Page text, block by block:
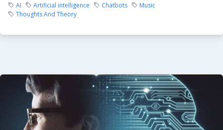
AI Artificial intelligence Chatbots
Music
Thoughts And Theory